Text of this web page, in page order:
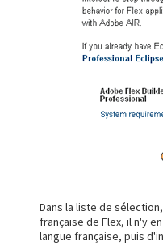
Dans la liste de
française de Flex, il n'y
langue française, puis